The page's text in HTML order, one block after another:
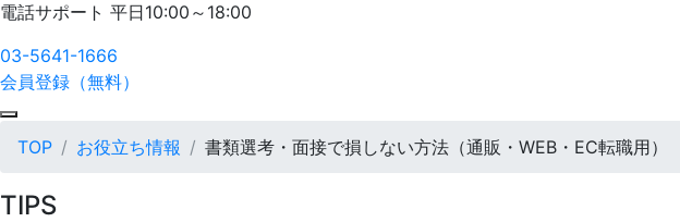
電話サポート 平日10:00～18:00
03-5641-1666
会員登録（無料）
TOP お役立ち情報 書類選考・面接で損しない方法（通販・WEB・EC転職用）
TIPS